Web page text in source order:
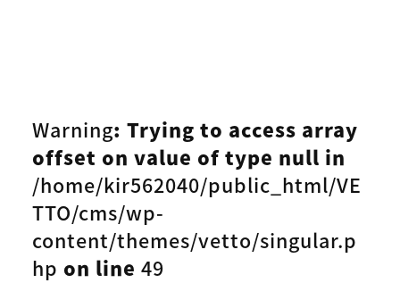
Warning: Trying to access array
offset on value of type null in
/home/kir562040/public_html/VE
TTO/cms/wp-
content/themes/vetto/singular.p
hp on line 49